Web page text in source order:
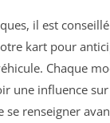
il est
kart pour
Chaque
une influence
renseigner